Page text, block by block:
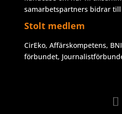
samarbetspartners bidrar
Stolt medlem
CirEko, Affärskompetens,
förbundet,